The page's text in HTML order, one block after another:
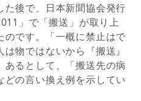
た後で、日本新聞協会発行
」で「搬送」が取り上
のです。「一概に禁止はで
物ではないから『搬送』
るとして、「搬送先の病
の言い換え例を示してい